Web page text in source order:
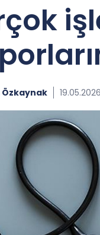
Özkaynak